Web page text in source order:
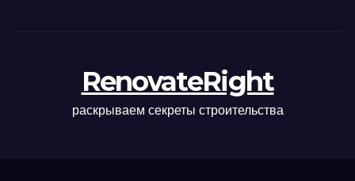
RenovateRight
раскрываем секреты строительства